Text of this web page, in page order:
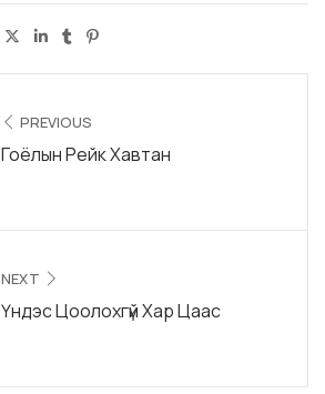
PREVIOUS
Гоёлын Рейк Хавтан
NEXT
Үндэс Цоолохгүй Хар Цаас